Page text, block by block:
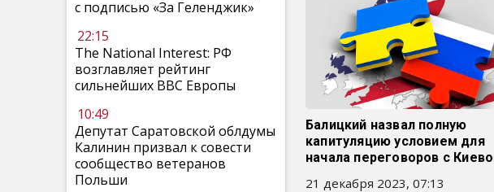
с подписью «За Геленджик»
22:15
The National Interest: РФ
возглавляет рейтинг
сильнейших ВВС Европы
10:49
Депутат Саратовской облдумы
Калинин призвал к совести
сообщество ветеранов
Польши
Балицкий назвал полную
капитуляцию условием для
начала переговоров с
21 декабря 2023, 07:13